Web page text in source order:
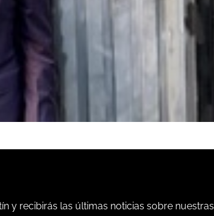
y recibirás las últimas noticias sobre nuestras